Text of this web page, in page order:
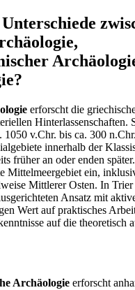
erforscht die
Hinterlassenschaften.
1050 v.Chr. bis ca. 300
innerhalb der
früher an oder enden
Mittelmeergebiet ein,
Mittlerer Osten. In
Ansatz mit
Wert auf praktisches
auf die theoretisch
Archäologie erforscht